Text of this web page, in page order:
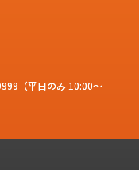
（平日のみ 10:00～